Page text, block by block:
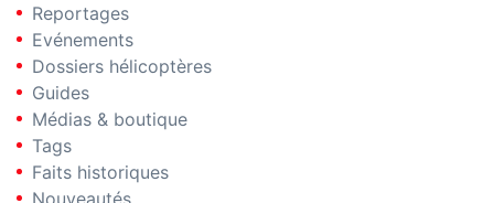
Reportages
Evénements
Dossiers hélicoptères
Guides
Médias & boutique
Tags
Faits historiques
Nouveautés